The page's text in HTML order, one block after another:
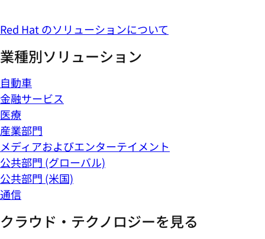
Red Hat のソリューションについて
業種別ソリューション
自動車
金融サービス
医療
産業部門
メディアおよびエンターテイメント
公共部門 (グローバル)
公共部門 (米国)
通信
クラウド・テクノロジーを見る